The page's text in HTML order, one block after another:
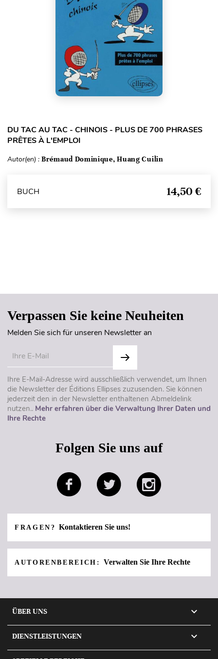
DU TAC AU TAC - CHINOIS - PLUS DE 700 PHRASES
PRÊTES À L'EMPLOI
Autor(en) : Brémaud Dominique, Huang Cuilin
BUCH 14,50 €
Verpassen Sie keine Neuheiten
Melden Sie sich für unseren Newsletter an
Ihre E-Mail-Adresse wird ausschließlich verwendet, um Ihnen
die Newsletter der Éditions Ellipses zuzusenden. Sie können
jederzeit den in der Newsletter enthaltenen Abmeldelink
nutzen.. Mehr erfahren über die Verwaltung Ihrer Daten und
Ihre Rechte
Folgen Sie uns auf
FRAGEN?Kontaktieren Sie uns!
AUTORENBEREICH: Verwalten Sie Ihre Rechte
ÜBER UNS 
DIENSTLEISTUNGEN 